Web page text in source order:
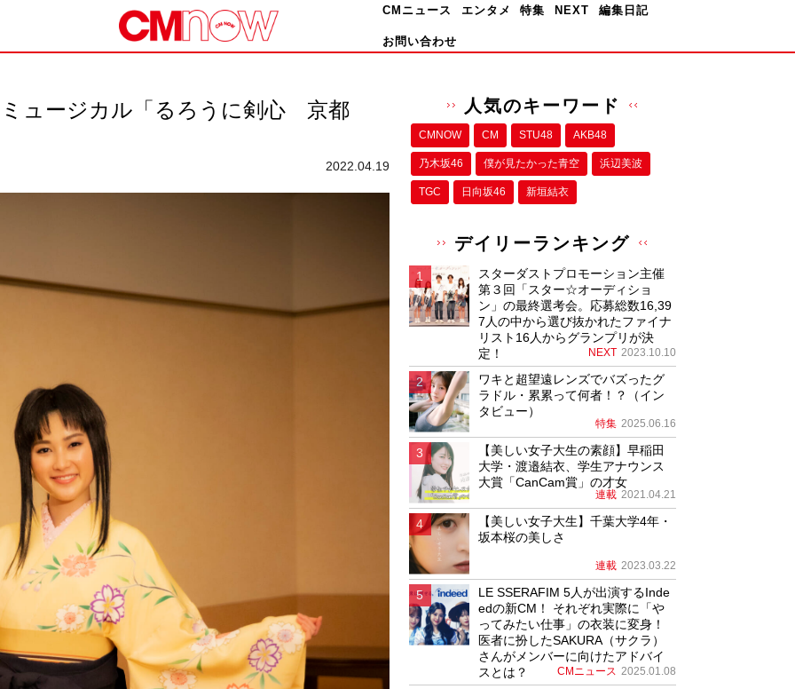
CMニュース エンタメ 特集 NEXT 編集日記
お問い合わせ
ュージカル「るろうに剣心 京都
2022.04.19
人気のキーワード
CMNOW CM STU48 AKB48
乃木坂46 僕が⾒たかった⻘空 浜辺美波
TGC 日向坂46 新垣結衣
デイリーランキング
スターダストプロモーション主催
第３回「スター☆オーディショ
ン」の最終選考会。応募総数16,39
7人の中から選び抜かれたファイナ
リスト16人からグランプリが決
定！
NEXT 2023.10.10
ワキと超望遠レンズでバズったグ
ラドル・累累って何者！？（イン
タビュー）
特集 2025.06.16
【美しい女子大生の素顔】早稲田
大学・渡邉結衣、学生アナウンス
大賞「CanCam賞」の才女
連載 2021.04.21
【美しい女子大生】千葉大学4年・
坂本桜の美しさ
連載 2023.03.22
LE SSERAFIM 5人が出演するInde
edの新CM！ それぞれ実際に「や
ってみたい仕事」の衣装に変身！
医者に扮したSAKURA（サクラ）
さんがメンバーに向けたアドバイ
スとは？
CMニュース 2025.01.08